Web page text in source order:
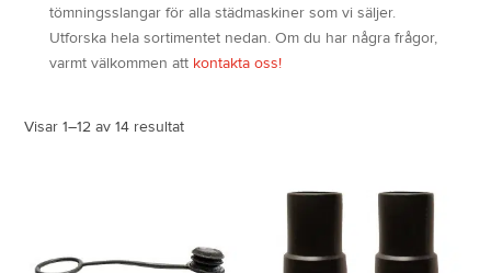
tömningsslangar för alla städmaskiner som vi säljer.
Utforska hela sortimentet nedan. Om du har några frågor,
varmt välkommen att kontakta oss!
Visar 1–12 av 14 resultat